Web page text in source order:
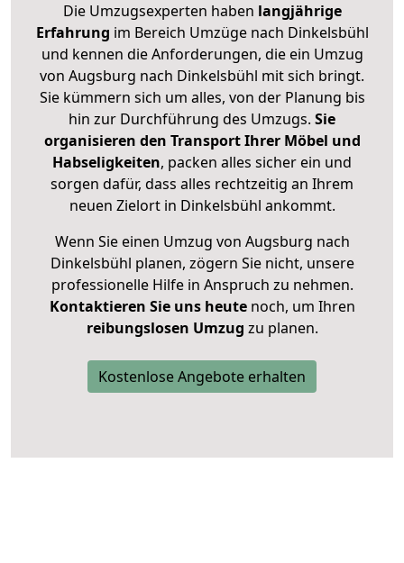
Die Umzugsexperten haben langjährige
Erfahrung im Bereich Umzüge nach Dinkelsbühl
und kennen die Anforderungen, die ein Umzug
von Augsburg nach Dinkelsbühl mit sich bringt.
Sie kümmern sich um alles, von der Planung bis
hin zur Durchführung des Umzugs. Sie
organisieren den Transport Ihrer Möbel und
Habseligkeiten, packen alles sicher ein und
sorgen dafür, dass alles rechtzeitig an Ihrem
neuen Zielort in Dinkelsbühl ankommt.
Wenn Sie einen Umzug von Augsburg nach
Dinkelsbühl planen, zögern Sie nicht, unsere
professionelle Hilfe in Anspruch zu nehmen.
Kontaktieren Sie uns heutenoch, um Ihren
reibungslosen Umzug zu planen.
Kostenlose Angebote erhalten